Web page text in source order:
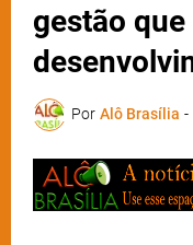
gestão
Por Alô Brasília -